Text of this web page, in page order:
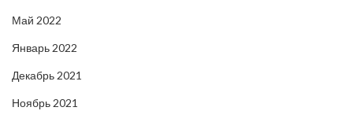
Май 2022
Январь 2022
Декабрь 2021
Ноябрь 2021